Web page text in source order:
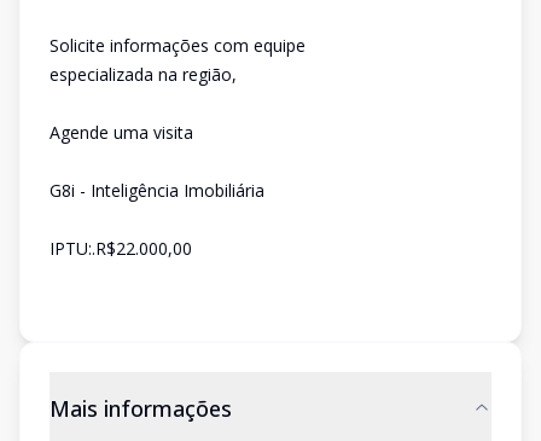
Solicite informações com equipe
especializada na região,
Agende uma visita
G8i - Inteligência Imobiliária
IPTU:.R$22.000,00
Mais informações